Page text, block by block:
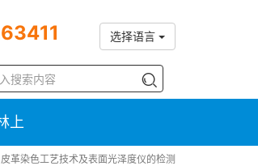
选择语言
上
皮革染色工艺技术及表面光泽度仪的检测